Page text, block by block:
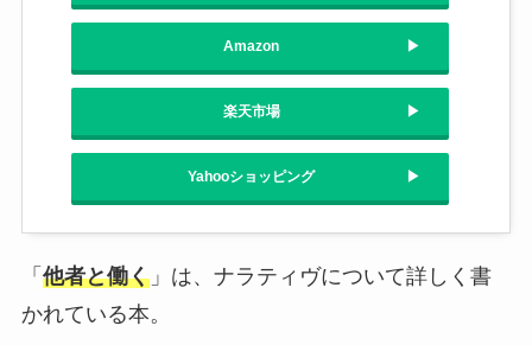
Amazon
楽天市場
Yahooショッピング
「 他者と働く」は、ナラティヴについて詳しく書
かれている本。